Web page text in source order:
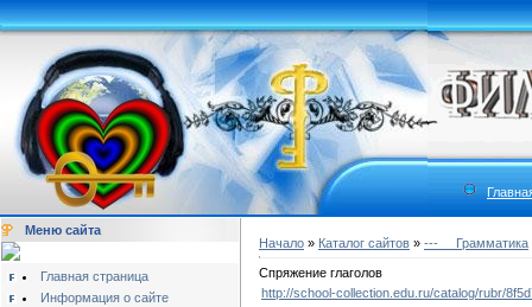
Меню сайта
Главная страница
Информация о сайте
Начало » Каталог сайтов » ---__ Грамматика
Спряжение глаголов
http://school-collection.edu.ru/catalog/rubr/